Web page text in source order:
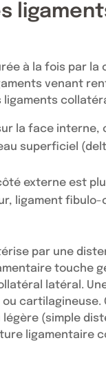
à la fois par
venant
ligaments
la face interne,
superficiel
externe est
ligament
par une
touche
latéral.
cartilagineuse.
légère (simple
ligamentaire